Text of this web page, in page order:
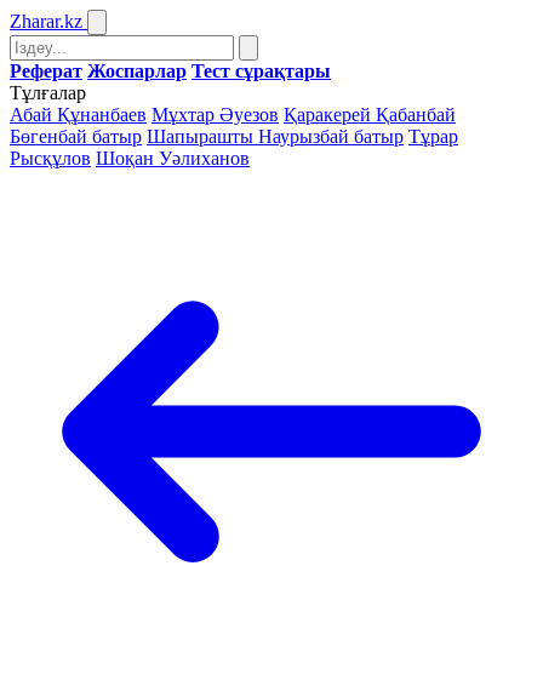
Zharar.kz
Реферат Жоспарлар Тест сұрақтары
Тұлғалар
Абай Құнанбаев Мұхтар Әуезов Қаракерей Қабанбай
Бөгенбай батыр Шапырашты Наурызбай батыр Тұрар
Рысқұлов Шоқан Уәлиханов